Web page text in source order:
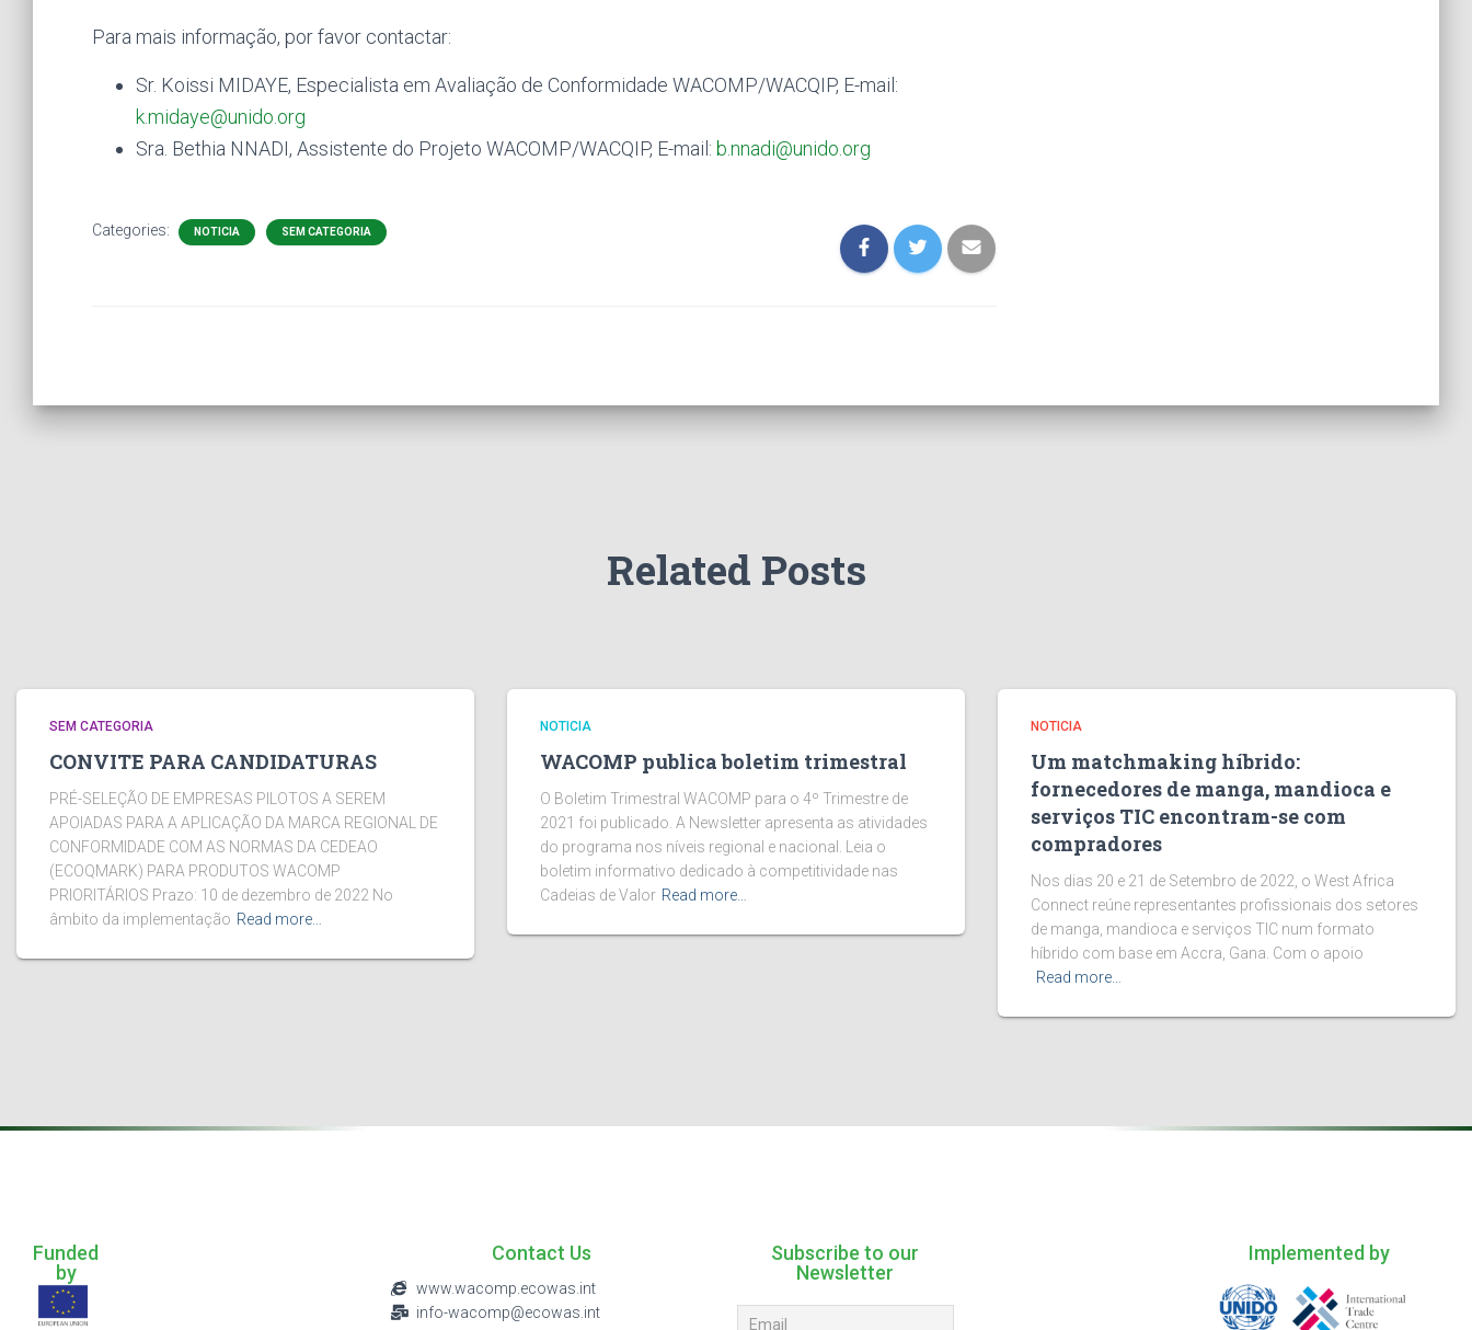
Para mais informação, por favor contactar:
Sr. Koissi MIDAYE, Especialista em Avaliação de Conformidade WACOMP/WACQIP, E-mail:
k.midaye@unido.org
Sra. Bethia NNADI, Assistente do Projeto WACOMP/WACQIP, E-mail: b.nnadi@unido.org
Categories: NOTICIA SEM CATEGORIA
Related Posts
SEM CATEGORIA
CONVITE PARA CANDIDATURAS
PRÉ-SELEÇÃO DE EMPRESAS PILOTOS A SEREM
APOIADAS PARA A APLICAÇÃO DA MARCA REGIONAL DE
CONFORMIDADE COM AS NORMAS DA CEDEAO
(ECOQMARK) PARA PRODUTOS WACOMP
PRIORITÁRIOS Prazo: 10 de dezembro de 2022 No
âmbito da implementação Read more…
NOTICIA
WACOMP publica boletim trimestral
O Boletim Trimestral WACOMP para o 4º Trimestre de
2021 foi publicado. A Newsletter apresenta as atividades
do programa nos níveis regional e nacional. Leia o
boletim informativo dedicado à competitividade nas
Cadeias de Valor Read more…
NOTICIA
Um matchmaking híbrido:
fornecedores de manga, mandioca e
serviços TIC encontram-se com
compradores
Nos dias 20 e 21 de Setembro de 2022, o West Africa
Connect reúne representantes profissionais dos setores
de manga, mandioca e serviços TIC num formato
híbrido com base em Accra, Gana. Com o apoio
Read more…
Funded
by
Contact Us
www.wacomp.ecowas.int
info-wacomp@ecowas.int
Subscribe to our
Newsletter
Implemented by